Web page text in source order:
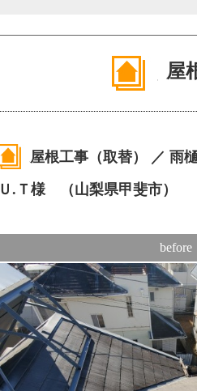
屋
屋根工事（取替） ／ 雨
Ｕ.Ｔ様 （山梨県甲斐市）
before